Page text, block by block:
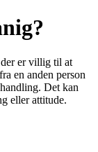
er villig til at
en anden person
Det kan
eller attitude.